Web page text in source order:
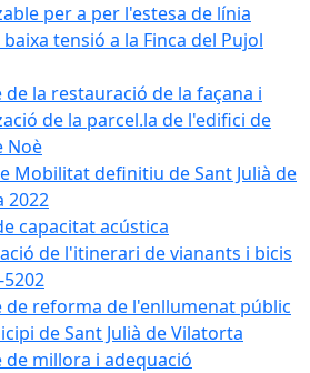
per a per l'estesa de línia
tensió a la Finca del Pujol
de la restauració de la façana i
de la parcel.la de l'edifici de
Noè
Mobilitat definitiu de Sant Julià de
2022
capacitat acústica
de l'itinerari de vianants i bicis
5202
de reforma de l'enllumenat públic
de Sant Julià de Vilatorta
de millora i adequació